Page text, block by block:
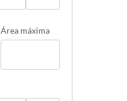
Área máxima